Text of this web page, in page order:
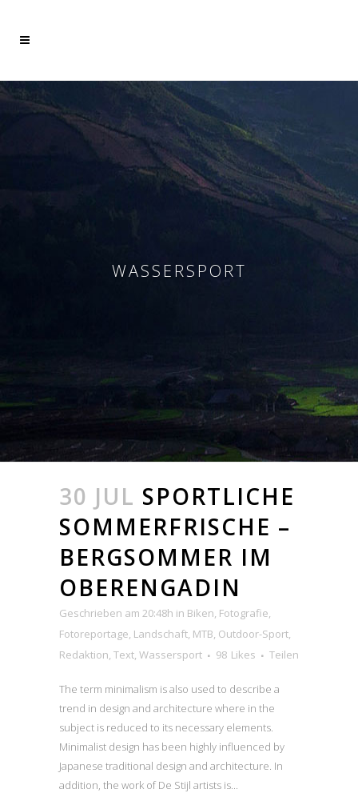
WASSERSPORT
30 JUL SPORTLICHE
SOMMERFRISCHE –
BERGSOMMER IM
OBERENGADIN
Geschrieben am 20:48h in Biken, Fotografie,
Fotoreportage, Landschaft, MTB, Outdoor-Sport,
Redaktion, Text, Wassersport 98 Likes Teilen
The term minimalism is also used to describe a
trend in design and architecture where in the
subject is reduced to its necessary elements.
Minimalist design has been highly influenced by
Japanese traditional design and architecture. In
addition, the work of De Stijl artists is...